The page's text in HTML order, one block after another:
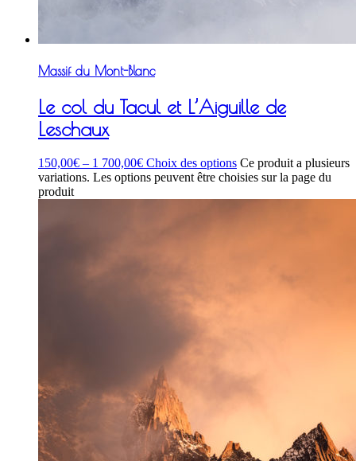
Massif du Mont-Blanc
Le col du Tacul et L’Aiguille de
Leschaux
150,00€ – 1 700,00€ Choix des options Ce produit a plusieurs
variations. Les options peuvent être choisies sur la page du
produit